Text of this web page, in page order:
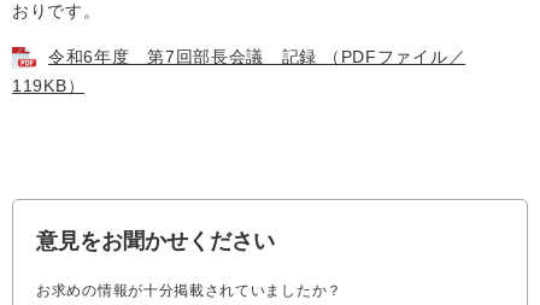
おりです。
令和6年度 第7回部長会議 記録 （PDFファイル／
119KB）
意見をお聞かせください
お求めの情報が十分掲載されていましたか？